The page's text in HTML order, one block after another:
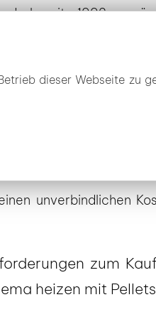
bereits 1992
wir beispielsweise
über die
im Umland von
ausschließlich
unverbindlichen
zum
heizen mit
dieser Webseite zu